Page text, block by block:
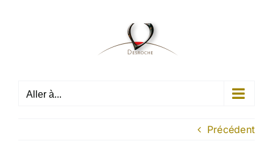
Aller à...
Précédent